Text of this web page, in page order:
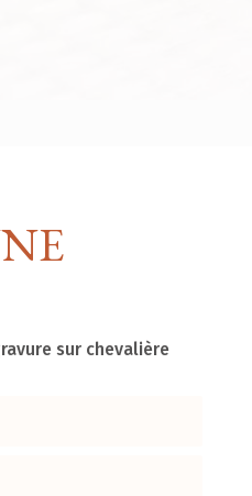
sur chevalière